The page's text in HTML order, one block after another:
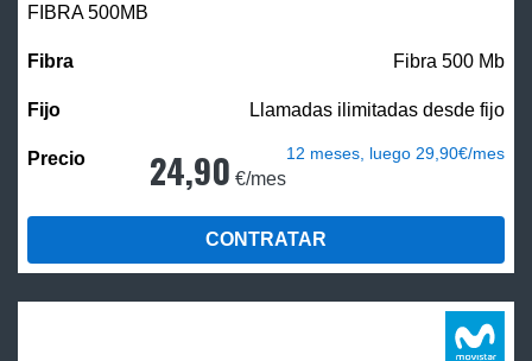
FIBRA500MB
Fibra 500 Mb
Llamadas ilimitadas desde fijo
24,90 €/mes
12 meses, luego 29,90€/mes
CONTRATAR